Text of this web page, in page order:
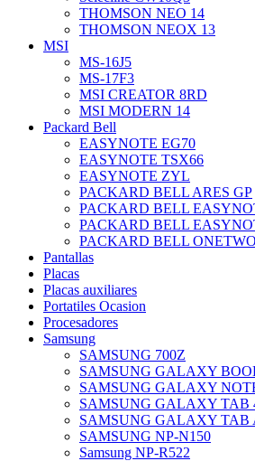
THOMSON NEO 14
THOMSON NEOX 13
MSI
MS-16J5
MS-17F3
MSI CREATOR 8RD
MSI MODERN 14
Packard Bell
EASYNOTE EG70
EASYNOTE TSX66
EASYNOTE ZYL
PACKARD BELL ARES GP
PACKARD BELL
PACKARD BELL
PACKARD BELL
Pantallas
Placas
Placas auxiliares
Portatiles Ocasion
Procesadores
Samsung
SAMSUNG 700Z
SAMSUNG GALAXY
SAMSUNG GALAXY
SAMSUNG GALAXY TAB
SAMSUNG GALAXY TAB
SAMSUNG NP-N150
Samsung NP-R522